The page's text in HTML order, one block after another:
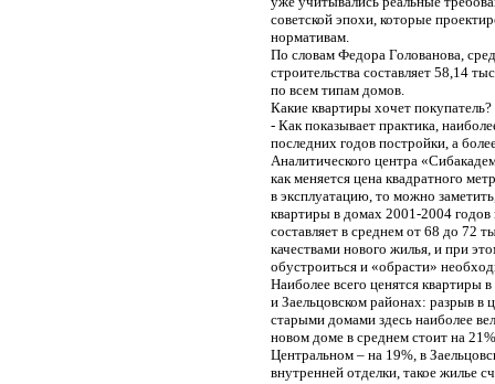
советской эпохи, которые
нормативам.
По словам Федора Голованова,
строительства составляет 58,14
по всем типам домов.
Какие квартиры хочет покупатель?
- Как показывает практика,
последних годов постройки, а
Аналитического центра
как меняется цена квадратного
в эксплуатацию, то можно
квартиры в домах 2001-2004
составляет в среднем от 68 до 72
качествами нового жилья, и при
обустроиться и «обрасти»
Наиболее всего ценятся
и Заельцовском районах: разрыв в
старыми домами здесь наиболее
новом доме в среднем стоит на
Центральном – на 19%, в
внутренней отделки, такое жилье